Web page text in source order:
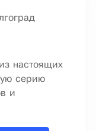
настоящих
серию
и